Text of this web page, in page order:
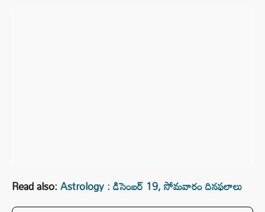
Read also:Astrology : డిసెంబర్‌ 19, సోమవారం దినఫలాలు